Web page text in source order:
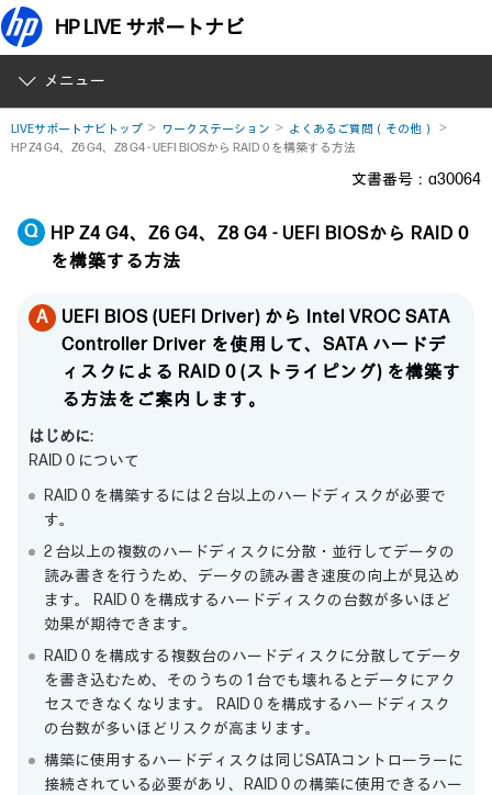
HP LIVE サポートナビ
メニュー
LIVEサポートナビトップ ワークステーション
よくあるご質問（その他）
HP Z4 G4、Z6 G4、Z8 G4 - UEFI BIOSから RAID 0 を構築する方法
文書番号：a30064
HP Z4 G4、Z6 G4、Z8 G4 - UEFI BIOSから RAID 0
を構築する方法
UEFI BIOS (UEFI Driver) から Intel VROC SATA
Controller Driver を使用して、SATA ハードデ
ィスクによる RAID 0 (ストライピング) を構築す
る方法をご案内します。
はじめに:
RAID 0 について
RAID 0 を構築するには 2 台以上のハードディスクが必要で
す。
2 台以上の複数のハードディスクに分散・並行してデータの
読み書きを行うため、データの読み書き速度の向上が見込め
ます。 RAID 0 を構成するハードディスクの台数が多いほど
効果が期待できます。
RAID 0 を構成する複数台のハードディスクに分散してデータ
を書き込むため、そのうちの 1 台でも壊れるとデータにアク
セスできなくなります。 RAID 0 を構成するハードディスク
の台数が多いほどリスクが高まります。
構築に使用するハードディスクは同じSATAコントローラーに
接続されている必要があり、RAID 0 の構築に使用できるハー